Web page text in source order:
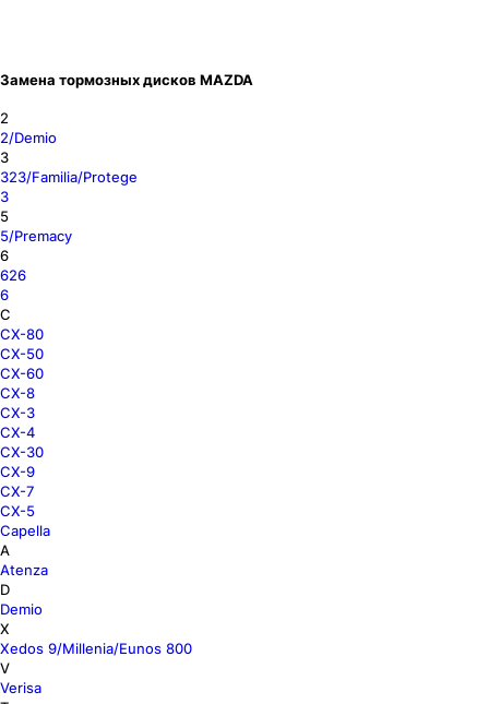
Замена тормозных дисков MAZDA
2
2/Demio
3
323/Familia/Protege
3
5
5/Premacy
6
626
6
C
CX-80
CX-50
CX-60
CX-8
CX-3
CX-4
CX-30
CX-9
CX-7
CX-5
Capella
A
Atenza
D
Demio
X
Xedos 9/Millenia/Eunos 800
V
Verisa